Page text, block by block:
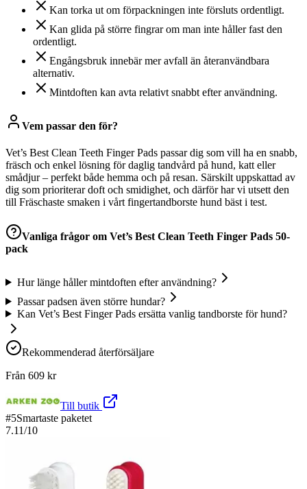
Kan torka ut om förpackningen inte försluts ordentligt.
Kan glida på större fingrar om man inte håller fast den
ordentligt.
Engångsbruk innebär mer avfall än återanvändbara
alternativ.
Mintdoften kan avta relativt snabbt efter användning.
Vem passar den för?
Vet’s Best Clean Teeth Finger Pads passar dig som vill ha en snabb,
fräsch och enkel lösning för daglig tandvård på hund, katt eller
smådjur – perfekt både hemma och på resan. Särskilt uppskattad av
dig som prioriterar doft och smidighet, och därför har vi utsett den
till Fräschaste smaken i vårt fingertandborste hund bäst i test.
Vanliga frågor om Vet’s Best Clean Teeth Finger Pads 50-
pack
Hur länge håller mintdoften efter användning?
Passar padsen även större hundar?
Kan Vet’s Best Finger Pads ersätta vanlig tandborste för hund?
Rekommenderad återförsäljare
Från 609 kr
Till butik
#5Smartaste paketet
7.11/10